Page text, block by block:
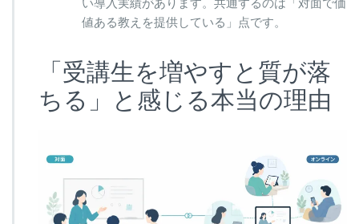
い導入実績があります。共通するのは「対面で価
値ある教えを提供している」点です。
「受講生を増やすと質が落
ちる」と感じる本当の理由